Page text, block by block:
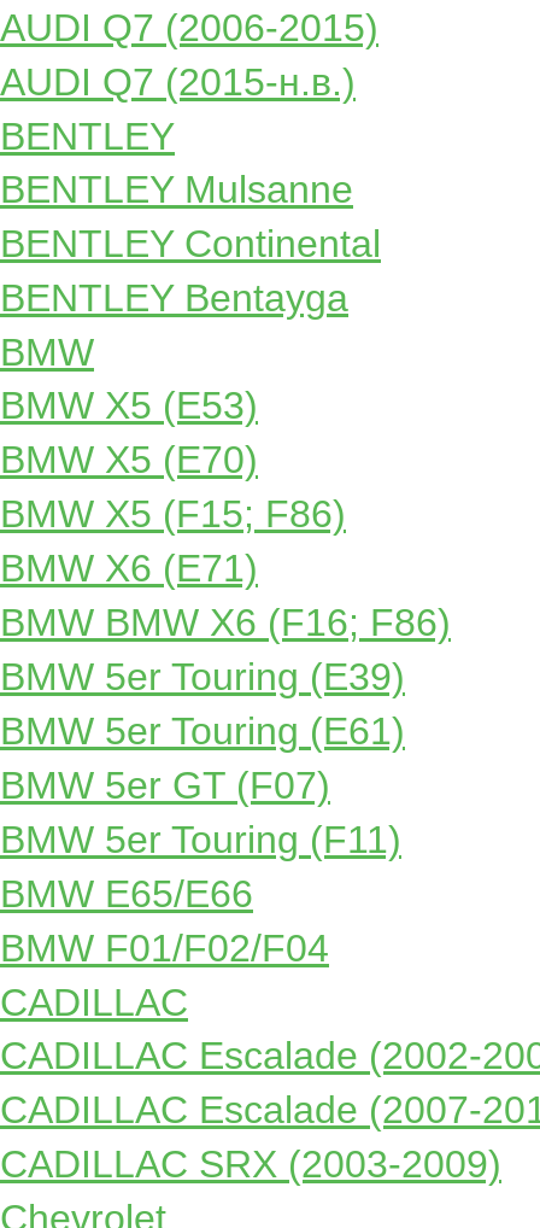
AUDI Q7 (2006-2015)
AUDI Q7 (2015-н.в.)
BENTLEY
BENTLEY Mulsanne
BENTLEY Continental
BENTLEY Bentayga
BMW
BMW X5 (E53)
BMW X5 (E70)
BMW X5 (F15; F86)
BMW X6 (E71)
BMW BMW X6 (F16; F86)
BMW 5er Touring (E39)
BMW 5er Touring (E61)
BMW 5er GT (F07)
BMW 5er Touring (F11)
BMW E65/E66
BMW F01/F02/F04
CADILLAC
CADILLAC Escalade (2002-
CADILLAC Escalade (2007-
CADILLAC SRX (2003-2009)
Chevrolet